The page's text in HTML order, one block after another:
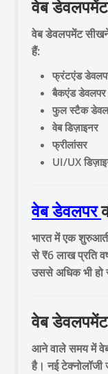
वेब
वेब डेवलपमेंट
हैं:
फ्रंटएंड
बैकएंड डेवलपर
फुल स्टैक
वेब डिज़ाइनर
फ्रीलांसर
UI/UX
वेब डेवलपर
भारत में एक
से ₹6 लाख प्रति
उससे अधिक भी हो
वेब डेवलपमेंट
आने वाले समय में
है। नई